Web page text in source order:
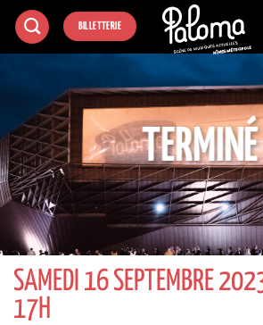
Passer
BILLETTERIE
TERMINÉ
SAMEDI 16 SEPTEMBRE
17H